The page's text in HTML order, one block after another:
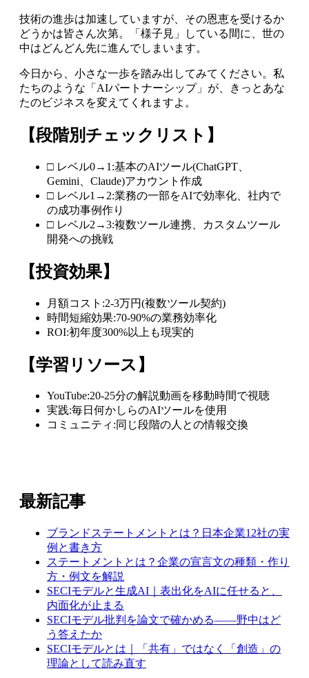
技術の進歩は加速していますが、その恩恵を受けるか
どうかは皆さん次第。「様子見」している間に、世の
中はどんどん先に進んでしまいます。
今日から、小さな一歩を踏み出してみてください。私
たちのような「AIパートナーシップ」が、きっとあな
たのビジネスを変えてくれますよ。
【段階別チェックリスト】
□ レベル0→1:基本のAIツール(ChatGPT、
Gemini、Claude)アカウント作成
□ レベル1→2:業務の一部をAIで効率化、社内で
の成功事例作り
□ レベル2→3:複数ツール連携、カスタムツール
開発への挑戦
【投資効果】
月額コスト:2-3万円(複数ツール契約)
時間短縮効果:70-90%の業務効率化
ROI:初年度300%以上も現実的
【学習リソース】
YouTube:20-25分の解説動画を移動時間で視聴
実践:毎日何かしらのAIツールを使用
コミュニティ:同じ段階の人との情報交換
最新記事
ブランドステートメントとは？日本企業12社の実
例と書き方
ステートメントとは？企業の宣言文の種類・作り
方・例文を解説
SECIモデルと生成AI｜表出化をAIに任せると、
内面化が止まる
SECIモデル批判を論文で確かめる——野中はど
う答えたか
SECIモデルとは｜「共有」ではなく「創造」の
理論として読み直す